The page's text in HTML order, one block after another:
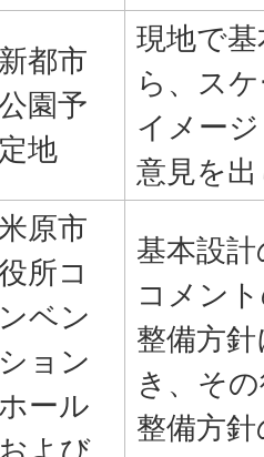
新都市
園予
定地
現地で
ら、ス
イメー
意見を
原市
所コ
ンベン
ション
ホール
および
基本設
コメン
整備方
き、そ
整備方